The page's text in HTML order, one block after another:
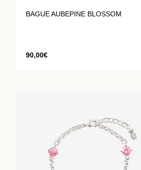
BAGUE AUBEPINE BLOSSOM
90,00€